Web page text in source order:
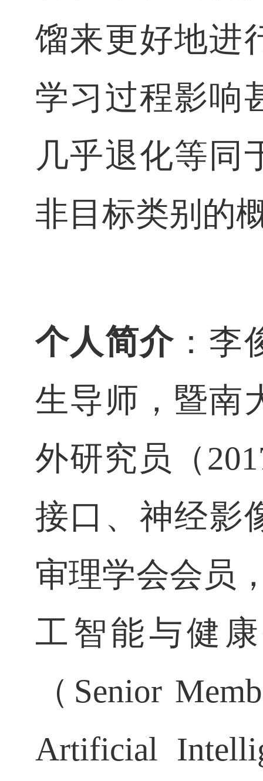
馏来更好地进
学习过程影响
几乎退化等同
非目标类别的
个人简介 ：
生导师，暨南
外研究员（
接口、神经影
审理学会会员
工智能与健
（ Senior
Artificial